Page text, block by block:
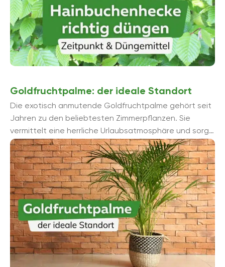
Goldfruchtpalme: der ideale Standort
Die exotisch anmutende Goldfruchtpalme gehört seit
Jahren zu den beliebtesten Zimmerpflanzen. Sie
vermittelt eine herrliche Urlaubsatmosphäre und sorgt
gleichzeitig für ein gesundes Raumklima. Die
Goldfruchtpalme braucht aber ...